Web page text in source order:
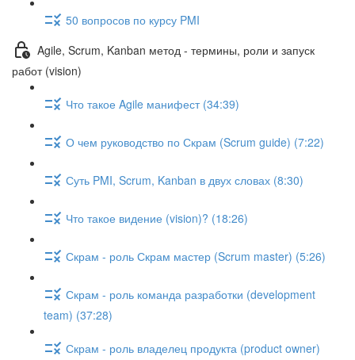
50 вопросов по курсу PMI
Agile, Scrum, Kanban метод - термины, роли и запуск
работ (vision)
Что такое Agile манифест (34:39)
О чем руководство по Скрам (Scrum guide) (7:22)
Суть PMI, Scrum, Kanban в двух словах (8:30)
Что такое видение (vision)? (18:26)
Скрам - роль Скрам мастер (Scrum master) (5:26)
Скрам - роль команда разработки (development
team) (37:28)
Скрам - роль владелец продукта (product owner)